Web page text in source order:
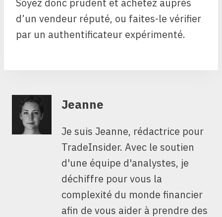
Soyez donc prudent et achetez auprès
d’un vendeur réputé, ou faites-le vérifier
par un authentificateur expérimenté.
Jeanne
Je suis Jeanne, rédactrice pour
TradeInsider. Avec le soutien
d'une équipe d'analystes, je
déchiffre pour vous la
complexité du monde financier
afin de vous aider à prendre des